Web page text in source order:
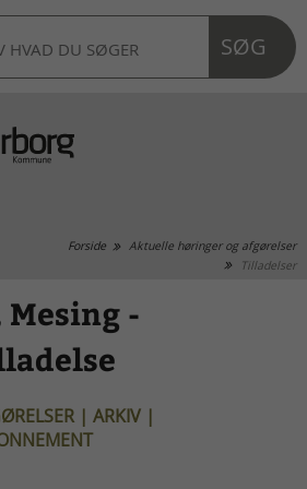
SØG
Forside
Aktuelle høringer og afgørelser
Tilladelser
-
| ARKIV |